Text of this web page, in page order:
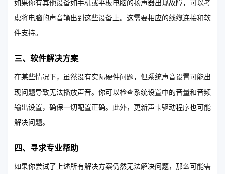
如果你有其他设备如手机或平板电脑的扬声器出现故障，可以考
虑将电脑的声音输出到这些设备上。这需要相应的线缆连接和软
件支持。
三、软件解决方案
在某些情况下，虽然没有实际硬件问题，但系统声音设置可能出
现问题导致无法播放声音。你可以检查系统设置中的音量和音频
输出设置，确保一切配置正确。此外，更新声卡驱动程序也可能
解决问题。
四、寻求专业帮助
如果你尝试了上述所有解决方案仍然无法解决问题，那么可能需